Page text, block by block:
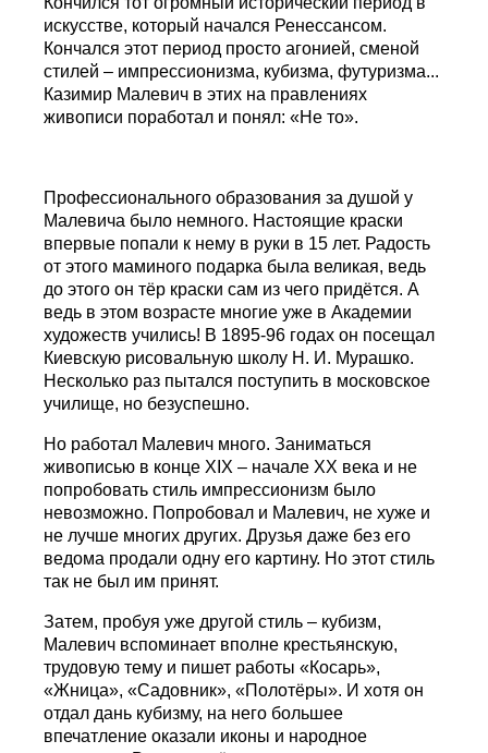
искусстве, который начался Ренессансом.
Кончался этот период просто агонией, сменой
стилей – импрессионизма, кубизма, футуризма...
Казимир Малевич в этих на правлениях
живописи поработал и понял: «Не то».
Профессионального образования за душой у
Малевича было немного. Настоящие краски
впервые попали к нему в руки в 15 лет. Радость
от этого маминого подарка была великая, ведь
до этого он тёр краски сам из чего придётся. А
ведь в этом возрасте многие уже в Академии
художеств учились! В 1895-96 годах он посещал
Киевскую рисовальную школу Н. И. Мурашко.
Несколько раз пытался поступить в московское
училище, но безуспешно.
Но работал Малевич много. Заниматься
живописью в конце XIX – начале ХХ века и не
попробовать стиль импрессионизм было
невозможно. Попробовал и Малевич, не хуже и
не лучше многих других. Друзья даже без его
ведома продали одну его картину. Но этот стиль
так не был им принят.
Затем, пробуя уже другой стиль – кубизм,
Малевич вспоминает вполне крестьянскую,
трудовую тему и пишет работы «Косарь»,
«Жница», «Садовник», «Полотёры». И хотя он
отдал дань кубизму, на него большее
впечатление оказали иконы и народное